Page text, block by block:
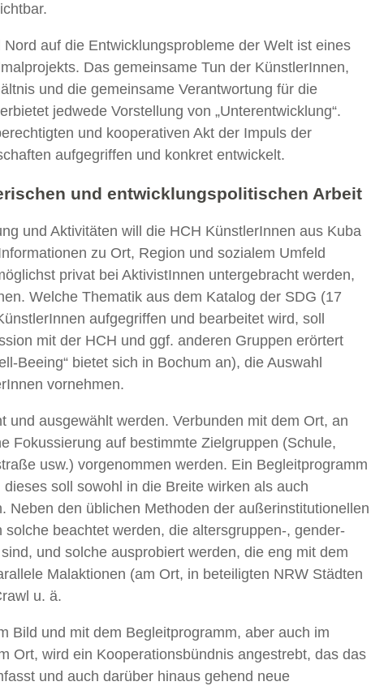
auf die Entwicklungsprobleme der Welt ist eines
Das gemeinsame Tun der KünstlerInnen,
und die gemeinsame Verantwortung für die
jedwede Vorstellung von „Unterentwicklung“.
und kooperativen Akt der Impuls der
aufgegriffen und konkret entwickelt.
und entwicklungspolitischen Arbeit
und Aktivitäten will die HCH KünstlerInnen aus Kuba
zu Ort, Region und sozialem Umfeld
privat bei AktivistInnen untergebracht werden,
Welche Thematik aus dem Katalog der SDG (17
aufgegriffen und bearbeitet wird, soll
mit der HCH und ggf. anderen Gruppen erörtert
Beeing“ bietet sich in Bochum an), die Auswahl
vornehmen.
und ausgewählt werden. Verbunden mit dem Ort, an
Fokussierung auf bestimmte Zielgruppen (Schule,
usw.) vorgenommen werden. Ein Begleitprogramm
soll sowohl in die Breite wirken als auch
Neben den üblichen Methoden der außerinstitutionellen
beachtet werden, die altersgruppen-, gender-
und solche ausprobiert werden, die eng mit dem
Malaktionen (am Ort, in beteiligten NRW Städten
u. ä.
Bild und mit dem Begleitprogramm, aber auch im
Ort, wird ein Kooperationsbündnis angestrebt, das das
und auch darüber hinaus gehend neue